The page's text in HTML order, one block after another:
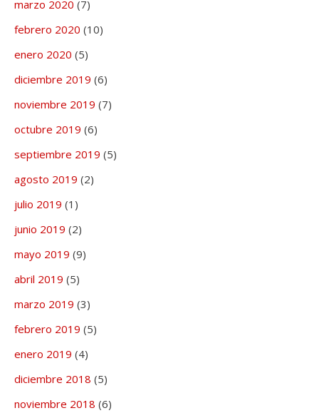
marzo 2020 (7)
febrero 2020 (10)
enero 2020 (5)
diciembre 2019 (6)
noviembre 2019 (7)
octubre 2019 (6)
septiembre 2019 (5)
agosto 2019 (2)
julio 2019 (1)
junio 2019 (2)
mayo 2019 (9)
abril 2019 (5)
marzo 2019 (3)
febrero 2019 (5)
enero 2019 (4)
diciembre 2018 (5)
noviembre 2018 (6)